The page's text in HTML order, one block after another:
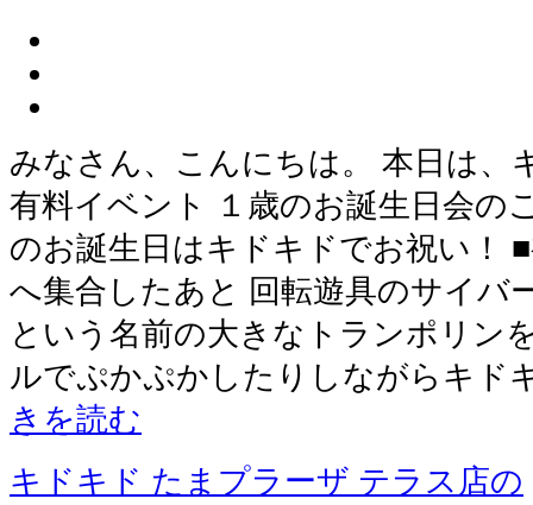
みなさん、こんにちは。 本日は、
有料イベント １歳のお誕生日会
のお誕生日はキドキドでお祝い！
へ集合したあと 回転遊具のサイバ
という名前の大きなトランポリン
ルでぷかぷかしたりしながらキド
きを読む
キドキド たまプラーザ テラス店の